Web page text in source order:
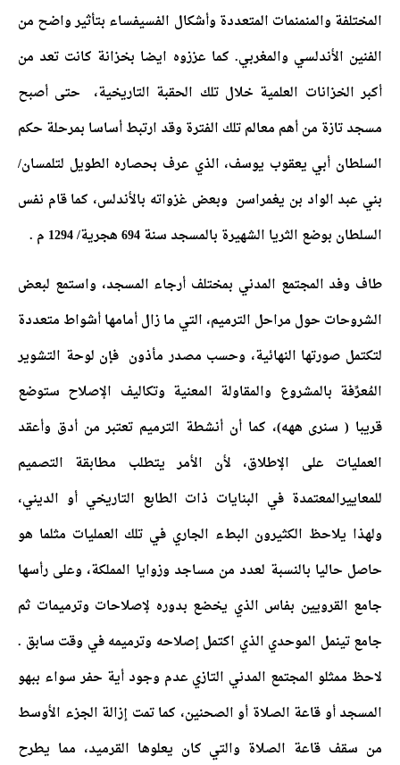
المختلفة والمنمنمات المتعددة وأشكال الفسيفساء بتأثير واضح من
الفنين الأندلسي والمغربي. كما عززوه ايضا بخزانة كانت تعد من
أكبر الخزانات العلمية خلال تلك الحقبة التاريخية، حتى أصبح
مسجد تازة من أهم معالم تلك الفترة وقد ارتبط أساسا بمرحلة حكم
السلطان أبي يعقوب يوسف، الذي عرف بحصاره الطويل لتلمسان/
بني عبد الواد بن يغمراسن وبعض غزواته بالأندلس، كما قام نفس
السلطان بوضع الثريا الشهيرة بالمسجد سنة 694 هجرية/ 1294 م .
طاف وفد المجتمع المدني بمختلف أرجاء المسجد، واستمع لبعض
الشروحات حول مراحل الترميم، التي ما زال أمامها أشواط متعددة
لتكتمل صورتها النهائية، وحسب مصدر مأذون فإن لوحة التشوير
المُعرِّفة بالمشروع والمقاولة المعنية وتكاليف الإصلاح ستوضع
قريبا ( سنرى ههه)، كما أن أنشطة الترميم تعتبر من أدق وأعقد
العمليات على الإطلاق، لأن الأمر يتطلب مطابقة التصميم
للمعاييرالمعتمدة في البنايات ذات الطابع التاريخي أو الديني،
ولهذا يلاحظ الكثيرون البطء الجاري في تلك العمليات مثلما هو
حاصل حاليا بالنسبة لعدد من مساجد وزوايا المملكة، وعلى رأسها
جامع القرويين بفاس الذي يخضع بدوره لإصلاحات وترميمات ثم
جامع تينمل الموحدي الذي اكتمل إصلاحه وترميمه في وقت سابق .
لاحظ ممثلو المجتمع المدني التازي عدم وجود أية حفر سواء ببهو
المسجد أو قاعة الصلاة أو الصحنين، كما تمت إزالة الجزء الأوسط
من سقف قاعة الصلاة والتي كان يعلوها القرميد، مما يطرح